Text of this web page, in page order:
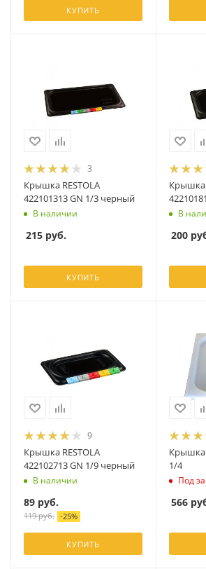
КУПИТЬ
3
Крышка RESTOLA
422101313 GN 1/3 черный
В наличии
215 руб.
КУПИТЬ
Крышка
В
200
9
Крышка RESTOLA
422102713 GN 1/9 черный
В наличии
89 руб.
119руб. -25%
КУПИТЬ
Крышка
1/4
Под
566